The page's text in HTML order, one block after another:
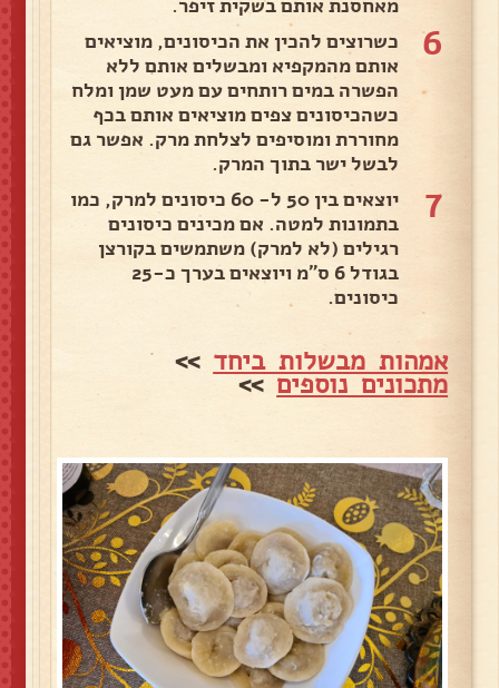
מאחסנת אותם בשקית זיפר.
6
כשרוצים להכין את הכיסונים, מוציאים
אותם מהמקפיא ומבשלים אותם ללא
הפשרה במים רותחים עם מעט שמן ומלח
כשהכיסונים צפים מוציאים אותם בכף
מחוררת ומוסיפים לצלחת מרק. אפשר גם
לבשל ישר בתוך המרק.
7
יוצאים בין 50 ל- 60 כיסונים למרק, כמו
בתמונות למטה. אם מכינים כיסונים
רגילים (לא למרק) משתמשים בקורצן
בגודל 6 ס"מ ויוצאים בערך כ-25
כיסונים.
אמהות מבשלות ביחד >>
מתכונים נוספים>>